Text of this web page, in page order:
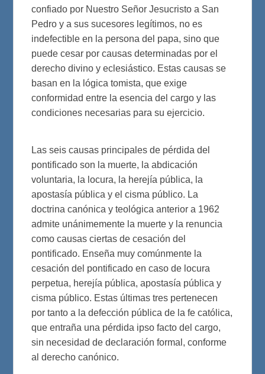
confiado por Nuestro Señor Jesucristo a San
Pedro y a sus sucesores legítimos, no es
indefectible en la persona del papa, sino que
puede cesar por causas determinadas por el
derecho divino y eclesiástico. Estas causas se
basan en la lógica tomista, que exige
conformidad entre la esencia del cargo y las
condiciones necesarias para su ejercicio.
Las seis causas principales de pérdida del
pontificado son la muerte, la abdicación
voluntaria, la locura, la herejía pública, la
apostasía pública y el cisma público. La
doctrina canónica y teológica anterior a 1962
admite unánimemente la muerte y la renuncia
como causas ciertas de cesación del
pontificado. Enseña muy comúnmente la
cesación del pontificado en caso de locura
perpetua, herejía pública, apostasía pública y
cisma público. Estas últimas tres pertenecen
por tanto a la defección pública de la fe católica,
que entraña una pérdida ipso facto del cargo,
sin necesidad de declaración formal, conforme
al derecho canónico.